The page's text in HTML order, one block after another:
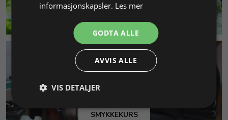
SMYKKEKURS
informasjonskapsler. Les mer
GODTA ALLE
AVVIS ALLE
VIS DETALJER